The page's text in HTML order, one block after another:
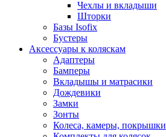
Чехлы и вкладыши
Шторки
Базы Isofix
Бустеры
Аксессуары к коляскам
Адаптеры
Бамперы
Вкладышы и матрасики
Дождевики
Замки
Зонты
Колеса, камеры, покрышки